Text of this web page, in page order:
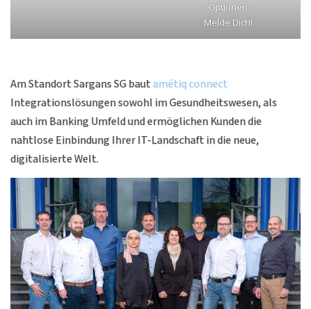
Optionen
Melde Dich!
Am Standort Sargans SG bautamétiq connect
Integrationslösungen sowohl im Gesundheitswesen, als
auch im Banking Umfeld und ermöglichen Kunden die
nahtlose Einbindung Ihrer IT-Landschaft in die neue,
digitalisierte Welt.